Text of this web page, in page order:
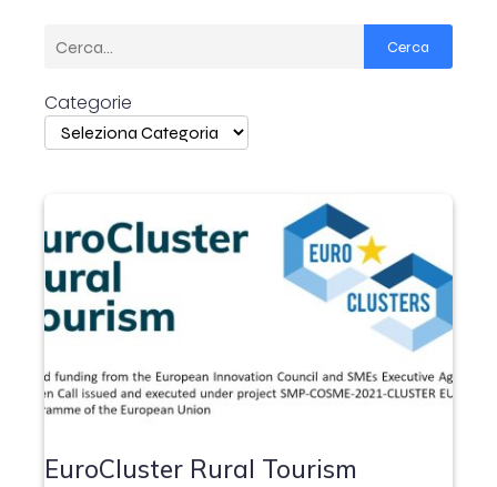
Cerca
Categorie
EuroCluster Rural Tourism